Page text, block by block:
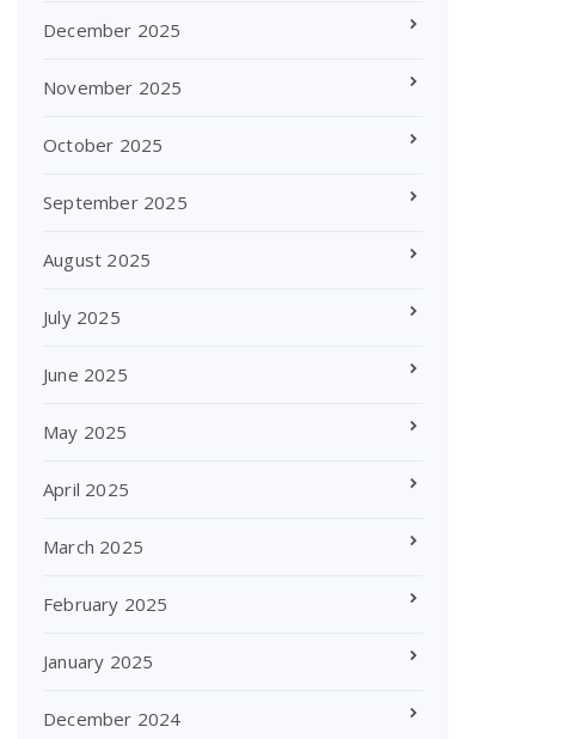
December 2025
November 2025
October 2025
September 2025
August 2025
July 2025
June 2025
May 2025
April 2025
March 2025
February 2025
January 2025
December 2024